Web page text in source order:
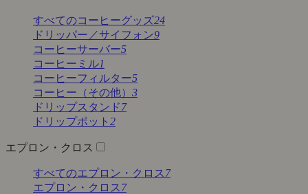
すべてのコーヒーグッズ24
ドリッパー／サイフォン9
コーヒーサーバー5
コーヒーミル1
コーヒーフィルター5
コーヒー（その他） 3
ドリップスタンド7
ドリップポット 2
エプロン・クロス
すべてのエプロン・クロス 7
エプロン・クロス 7